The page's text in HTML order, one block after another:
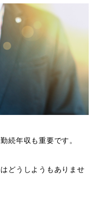
続年収も重要です。
どうしようもありませ